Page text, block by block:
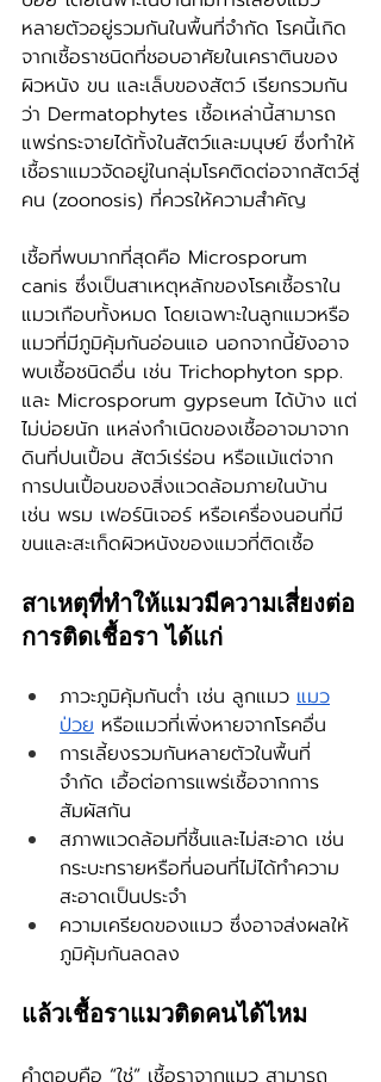
หลายตัวอยู่รวมกันในพื้นที่จำกัด โรคนี้เกิด
จากเชื้อราชนิดที่ชอบอาศัยในเคราตินของ
ผิวหนัง ขน และเล็บของสัตว์ เรียกรวมกัน
ว่า Dermatophytes เชื้อเหล่านี้สามารถ
แพร่กระจายได้ทั้งในสัตว์และมนุษย์ ซึ่งทำให้
เชื้อราแมวจัดอยู่ในกลุ่มโรคติดต่อจากสัตว์สู่
คน (zoonosis) ที่ควรให้ความสำคัญ
เชื้อที่พบมากที่สุดคือ Microsporum
canis ซึ่งเป็นสาเหตุหลักของโรคเชื้อราใน
แมวเกือบทั้งหมด โดยเฉพาะในลูกแมวหรือ
แมวที่มีภูมิคุ้มกันอ่อนแอ นอกจากนี้ยังอาจ
พบเชื้อชนิดอื่น เช่น Trichophyton spp.
และ Microsporum gypseum ได้บ้าง แต่
ไม่บ่อยนัก แหล่งกำเนิดของเชื้ออาจมาจาก
ดินที่ปนเปื้อน สัตว์เร่ร่อน หรือแม้แต่จาก
การปนเปื้อนของสิ่งแวดล้อมภายในบ้าน
เช่น พรม เฟอร์นิเจอร์ หรือเครื่องนอนที่มี
ขนและสะเก็ดผิวหนังของแมวที่ติดเชื้อ
สาเหตุที่ทำให้แมวมีความเสี่ยงต่อ
การติดเชื้อรา ได้แก่
ภาวะภูมิคุ้มกันต่ำ เช่น ลูกแมว แมว
ป่วย หรือแมวที่เพิ่งหายจากโรคอื่น
การเลี้ยงรวมกันหลายตัวในพื้นที่
จำกัด เอื้อต่อการแพร่เชื้อจากการ
สัมผัสกัน
สภาพแวดล้อมที่ชื้นและไม่สะอาด เช่น
กระบะทรายหรือที่นอนที่ไม่ได้ทำความ
สะอาดเป็นประจำ
ความเครียดของแมว ซึ่งอาจส่งผลให้
ภูมิคุ้มกันลดลง
แล้วเชื้อราแมวติดคนได้ไหม
คำตอบคือ “ใช่” เชื้อราจากแมว สามารถ